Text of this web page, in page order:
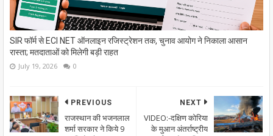
SIR फॉर्म से ECI NET ऑनलाइन रजिस्ट्रेशन तक, चुनाव आयोग ने निकाला आसान
रास्ता; मतदाताओं को मिलेगी बड़ी राहत
July 19, 2026 0
NEXT
VIDEO:-दक्षिण कोरिया
के मुआन अंतर्राष्ट्रीय
PREVIOUS
राजस्थान की भजनलाल
शर्मा सरकार ने किये 9